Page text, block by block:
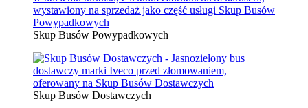
Skup Busów Powypadkowych
Skup Busów Dostawczych